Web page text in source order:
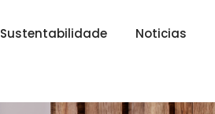
Sustentabilidade Noticias